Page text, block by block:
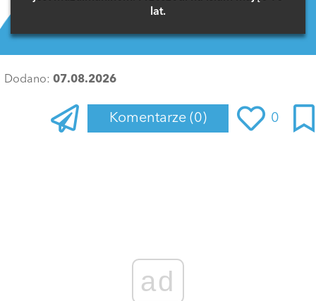
lat.
Dodano: 07.08.2026
Komentarze (0) 0
ad